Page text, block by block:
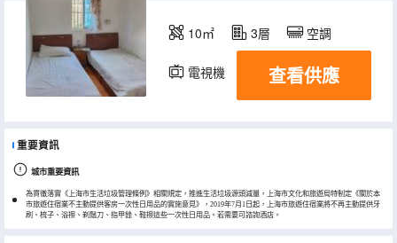
10㎡ 3層 空調
電視機 查看供應
重要資訊
城市重要資訊
為貫徹落實《上海市生活垃圾管理條例》相關規定，推進生活垃圾源頭減量，上海市文化和旅遊局特制定《關於本
市旅遊住宿業不主動提供客房一次性日用品的實施意見》，2019年7月1日起，上海市旅遊住宿業將不再主動提供牙
刷、梳子、浴擦、剃鬚刀、指甲銼、鞋擦這些一次性日用品。若需要可諮詢酒店。